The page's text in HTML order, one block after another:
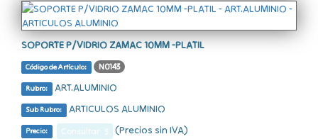
SOPORTE P/VIDRIO ZAMAC 10MM -PLATIL
Código de Artículo: N0143
Rubro: ART.ALUMINIO
Sub Rubro: ARTICULOS ALUMINIO
Precio: Consultar $ (Precios sin IVA)